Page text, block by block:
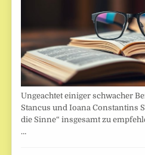
Ungeachtet einiger schwacher
Stancus und Ioana Constantins
die Sinne“ insgesamt zu
…